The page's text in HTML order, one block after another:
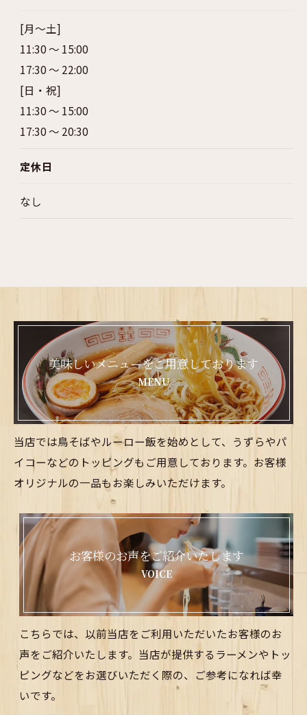
[月～土]
11:30 ～ 15:00
17:30 ～ 22:00
[日・祝]
11:30 ～ 15:00
17:30 ～ 20:30
定休日
なし
美味しいメニューをご用意しております
MENU
当店では鳥そばやルーロー飯を始めとして、うずらやパ
イコーなどのトッピングもご用意しております。お客様
オリジナルの一品もお楽しみいただけます。
お客様のお声をご紹介いたします
VOICE
こちらでは、以前当店をご利用いただいたお客様のお
声をご紹介いたします。当店が提供するラーメンやトッ
ピングなどをお選びいただく際の、ご参考になれば幸
いです。